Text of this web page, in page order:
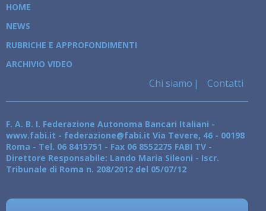
HOME
NEWS
RUBRICHE E APPROFONDIMENTI
ARCHIVIO VIDEO
Chi siamo Contatti
F. A. B. I. Federazione Autonoma Bancari Italiani -
www.fabi.it - federazione@fabi.it Via Tevere, 46 - 00198
Roma - Tel. 06 8415751 - Fax 06 8552275 FABI TV -
Direttore Responsabile: Lando Maria Sileoni - Iscr.
Tribunale di Roma n. 208/2012 del 05/07/12